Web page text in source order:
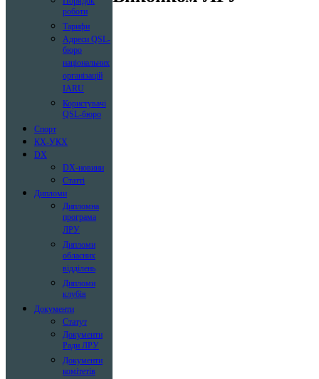
роботи
Тарифи
Адреси QSL-
бюро
національних
організацій
IARU
Користувачі
QSL-бюро
Спорт
КХ-УКХ
DX
DX-новини
Статті
Дипломи
Дипломна
програма
ЛРУ
Дипломи
обласних
відділень
Дипломи
клубів
Документи
Статут
Документи
Ради ЛРУ
Документи
комітетів